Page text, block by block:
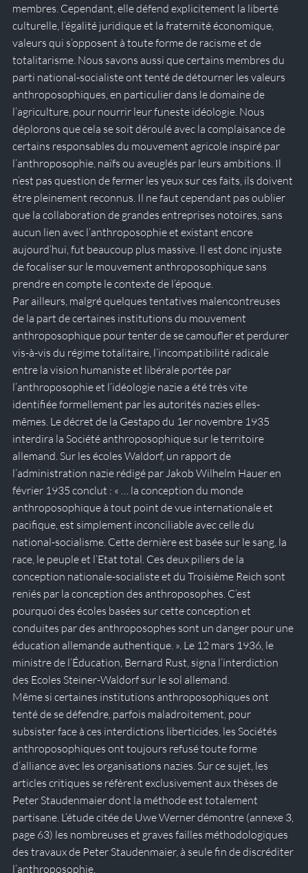
membres. Cependant, elle défend explicitement la liberté
culturelle, l’égalité juridique et la fraternité économique,
valeurs qui s’opposent à toute forme de racisme et de
totalitarisme. Nous savons aussi que certains membres du
parti national-socialiste ont tenté de détourner les valeurs
anthroposophiques, en particulier dans le domaine de
l’agriculture, pour nourrir leur funeste idéologie. Nous
déplorons que cela se soit déroulé avec la complaisance de
certains responsables du mouvement agricole inspiré par
l’anthroposophie, naïfs ou aveuglés par leurs ambitions. Il
n’est pas question de fermer les yeux sur ces faits, ils doivent
être pleinement reconnus. Il ne faut cependant pas oublier
que la collaboration de grandes entreprises notoires, sans
aucun lien avec l’anthroposophie et existant encore
aujourd’hui, fut beaucoup plus massive. Il est donc injuste
de focaliser sur le mouvement anthroposophique sans
prendre en compte le contexte de l’époque.
Par ailleurs, malgré quelques tentatives malencontreuses
de la part de certaines institutions du mouvement
anthroposophique pour tenter de se camoufler et perdurer
vis-à-vis du régime totalitaire, l’incompatibilité radicale
entre la vision humaniste et libérale portée par
l’anthroposophie et l’idéologie nazie a été très vite
identifiée formellement par les autorités nazies elles-
mêmes. Le décret de la Gestapo du 1er novembre 1935
interdira la Société anthroposophique sur le territoire
allemand. Sur les écoles Waldorf, un rapport de
l’administration nazie rédigé par Jakob Wilhelm Hauer en
février 1935 conclut : « … la conception du monde
anthroposophique à tout point de vue internationale et
pacifique, est simplement inconciliable avec celle du
national-socialisme. Cette dernière est basée sur le sang, la
race, le peuple et l’Etat total. Ces deux piliers de la
conception nationale-socialiste et du Troisième Reich sont
reniés par la conception des anthroposophes. C’est
pourquoi des écoles basées sur cette conception et
conduites par des anthroposophes sont un danger pour une
éducation allemande authentique. ». Le 12 mars 1936, le
ministre de l’Éducation, Bernard Rust, signa l’interdiction
des Ecoles Steiner-Waldorf sur le sol allemand.
Même si certaines institutions anthroposophiques ont
tenté de se défendre, parfois maladroitement, pour
subsister face à ces interdictions liberticides, les Sociétés
anthroposophiques ont toujours refusé toute forme
d’alliance avec les organisations nazies. Sur ce sujet, les
articles critiques se réfèrent exclusivement aux thèses de
Peter Staudenmaier dont la méthode est totalement
partisane. L’étude citée de Uwe Werner démontre (annexe 3,
page 63) les nombreuses et graves failles méthodologiques
des travaux de Peter Staudenmaier, à seule fin de discréditer
l’anthroposophie.